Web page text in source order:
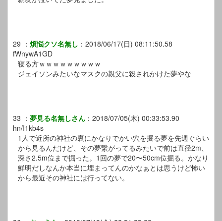
29 ： 煩悩クソ名無し ： 2018/06/17(日) 08:11:50.58
fWnywA1GD
寝る方ｗｗｗｗｗｗｗｗｗ
ジェイソンみたいなマスクの親父に殺されかけた夢やな
33 ： 夢見る名無しさん ： 2018/07/05(木) 00:33:53.90
hn/I1kb4s
1人で近所の神社の裏にかなりでかい穴を掘る夢を先週ぐらい
から見るんだけど、その夢繋がってるみたいで前は直径2m、
深さ2.5m位まで掘った。1回の夢で20〜50cm位掘る。かなり
鮮明だしなんか本当に埋まってんのかなぁとは思うけど怖い
から最近その神社には行ってない。